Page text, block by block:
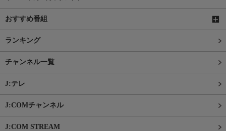
おすすめ番組
ランキング
チャンネル一覧
J:テレ
J:COMチャンネル
J:COM STREAM